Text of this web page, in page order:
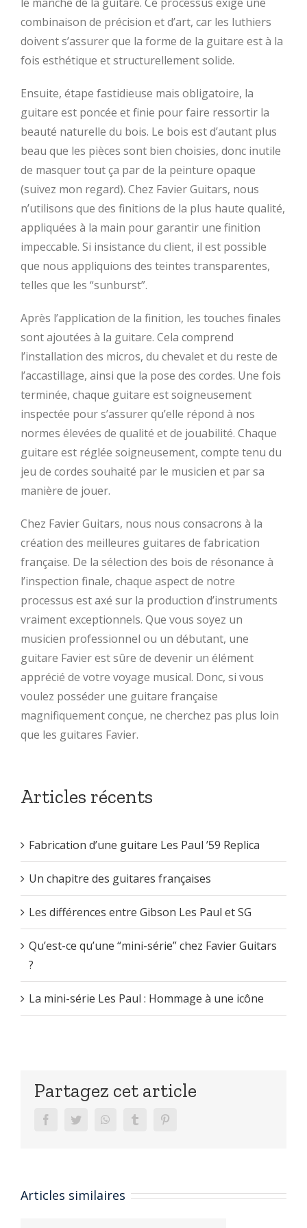
le manche de la guitare. Ce processus exige une
combinaison de précision et d’art, car les luthiers
doivent s’assurer que la forme de la guitare est à la
fois esthétique et structurellement solide.
Ensuite, étape fastidieuse mais obligatoire, la
guitare est poncée et finie pour faire ressortir la
beauté naturelle du bois. Le bois est d’autant plus
beau que les pièces sont bien choisies, donc inutile
de masquer tout ça par de la peinture opaque
(suivez mon regard). Chez Favier Guitars, nous
n’utilisons que des finitions de la plus haute qualité,
appliquées à la main pour garantir une finition
impeccable. Si insistance du client, il est possible
que nous appliquions des teintes transparentes,
telles que les “sunburst”.
Après l’application de la finition, les touches finales
sont ajoutées à la guitare. Cela comprend
l’installation des micros, du chevalet et du reste de
l’accastillage, ainsi que la pose des cordes. Une fois
terminée, chaque guitare est soigneusement
inspectée pour s’assurer qu’elle répond à nos
normes élevées de qualité et de jouabilité. Chaque
guitare est réglée soigneusement, compte tenu du
jeu de cordes souhaité par le musicien et par sa
manière de jouer.
Chez Favier Guitars, nous nous consacrons à la
création des meilleures guitares de fabrication
française. De la sélection des bois de résonance à
l’inspection finale, chaque aspect de notre
processus est axé sur la production d’instruments
vraiment exceptionnels. Que vous soyez un
musicien professionnel ou un débutant, une
guitare Favier est sûre de devenir un élément
apprécié de votre voyage musical. Donc, si vous
voulez posséder une guitare française
magnifiquement conçue, ne cherchez pas plus loin
que les guitares Favier.
Articles récents
Fabrication d’une guitare Les Paul ’59 Replica
Un chapitre des guitares françaises
Les différences entre Gibson Les Paul et SG
Qu’est-ce qu’une “mini-série” chez Favier Guitars
?
La mini-série Les Paul : Hommage à une icône
Partagez cet article
facebooktwitter whatsapptumblr
Articles similaires